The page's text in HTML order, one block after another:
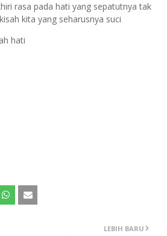
rasa pada hati yang sepatutnya tak
kita yang seharusnya suci
hati
LEBIH BARU